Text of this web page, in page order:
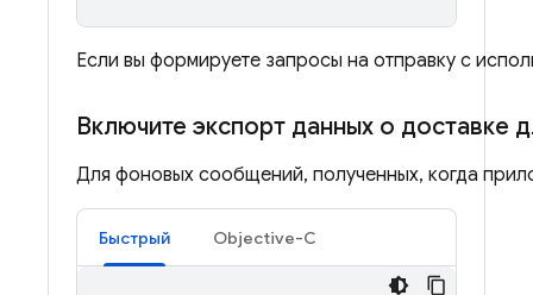
Если вы формируете запросы на отправку с
Включите экспорт данных о доставке
Для фоновых сообщений, полученных, когда
Быстрый Objective-C